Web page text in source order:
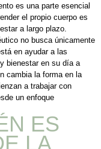
es una parte esencial
el propio cuerpo es
a largo plazo.
no busca únicamente
en ayudar a las
bienestar en su día a
cambia la forma en la
a trabajar con
un enfoque
ES
LA